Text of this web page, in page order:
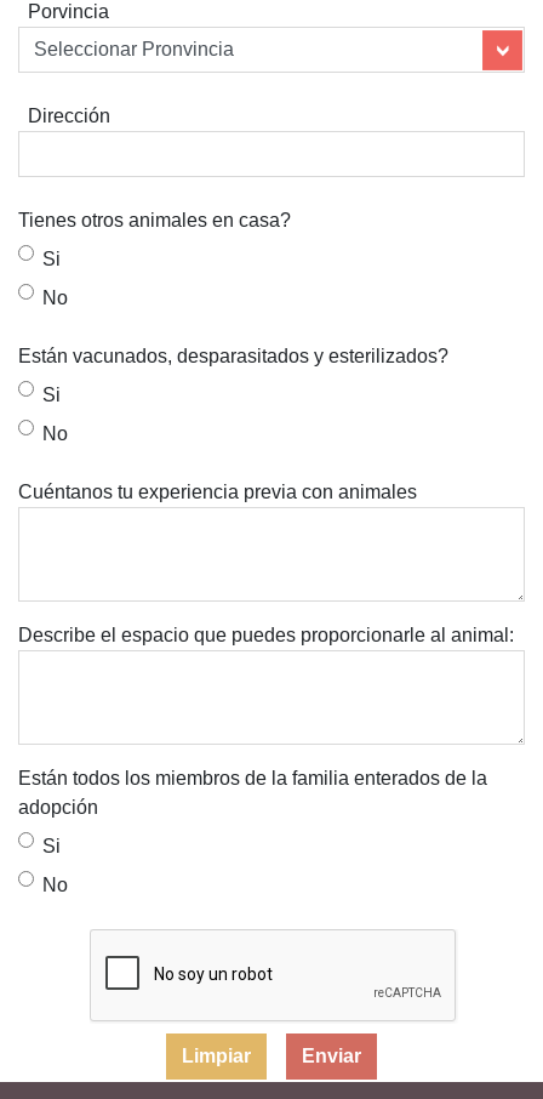
Porvincia
Dirección
Tienes otros animales en casa?
Si
No
Están vacunados, desparasitados y esterilizados?
Si
No
Cuéntanos tu experiencia previa con animales
Describe el espacio que puedes proporcionarle al animal:
Están todos los miembros de la familia enterados de la
adopción
Si
No
Limpiar